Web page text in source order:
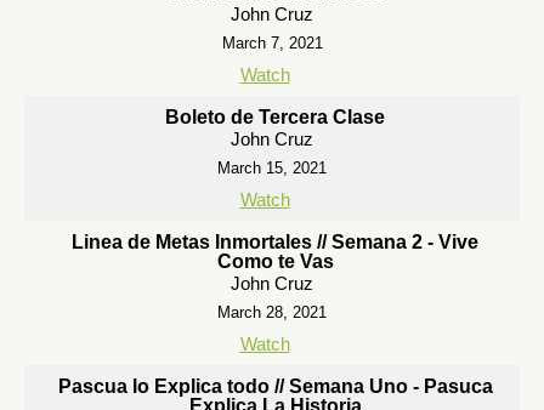
John Cruz
March 7, 2021
Watch
Boleto de Tercera Clase
John Cruz
March 15, 2021
Watch
Linea de Metas Inmortales // Semana 2 - Vive
Como te Vas
John Cruz
March 28, 2021
Watch
Pascua lo Explica todo // Semana Uno - Pasuca
Explica La Historia